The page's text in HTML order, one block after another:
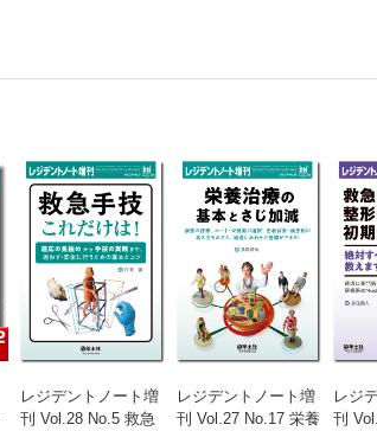
レジデントノート増
刊 Vol.28 No.5 救急
レジデントノート増
刊 Vol.27 No.17 栄養
レジ
刊